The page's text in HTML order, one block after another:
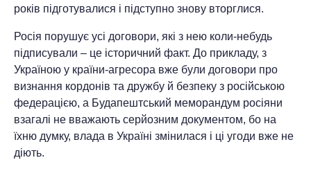
років підготувалися і підступно знову вторглися.
Росія порушує усі договори, які з нею коли-небудь
підписували – це історичний факт. До прикладу, з
Україною у країни-агресора вже були договори про
визнання кордонів та дружбу й безпеку з російською
федерацією, а Будапештський меморандум росіяни
взагалі не вважають серйозним документом, бо на
їхню думку, влада в Україні змінилася і ці угоди вже не
діють.